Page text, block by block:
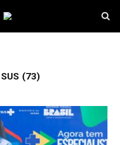
SUS (73)